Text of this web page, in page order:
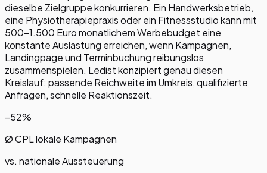
dieselbe Zielgruppe konkurrieren. Ein Handwerksbetrieb,
eine Physiotherapiepraxis oder ein Fitnessstudio kann mit
500-1.500 Euro monatlichem Werbebudget eine
konstante Auslastung erreichen, wenn Kampagnen,
Landingpage und Terminbuchung reibungslos
zusammenspielen. Ledist konzipiert genau diesen
Kreislauf: passende Reichweite im Umkreis, qualifizierte
Anfragen, schnelle Reaktionszeit.
−52%
Ø CPL lokale Kampagnen
vs. nationale Aussteuerung